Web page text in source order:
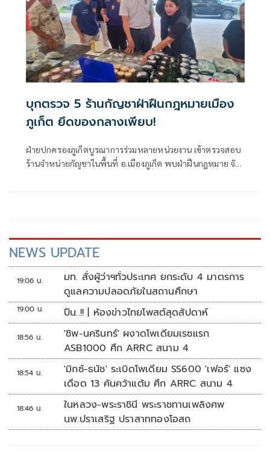
บุกตรวจ 5 ร้านกัญชาฝ่าฝืนกฎหมายเมือง
ภูเก็ต ยึดของกลางเพียบ!
ฝ่ายปกครองภูเก็ตบูรณาการร่วมหลายหน่วยงาน เข้าตรวจสอบ
ร้านจำหน่ายกัญชาในพื้นที่ อ.เมืองภูเก็ต พบฝ่าฝืนกฎหมาย จับ
NEWS UPDATE
19:06 น.
มท. สั่งผู้ว่าฯทั่วประเทศ ยกระดับ 4 มาตรการ
ดูแลความปลอดภัยในสถานศึกษา
19:00 น. ปืน..!! | ห้องข่าวไทยโพสต์สุดสัปดาห์
18:56 น.
'ชิพ-นครินทร์' ผงาดโพเดียมเรซแรก
ASB1000 ศึก ARRC สนาม 4
18:54 น.
'มิกซ์-ธนัช' ระเบิดโพเดียม SS600 'เฟอร์' แซง
เดือด 13 คันคว้าแต้ม ศึก ARRC สนาม 4
18:46 น.
ในหลวง-พระราชินี พระราชทานเพลิงศพ
นพ.ปราเสริฐ ปราสาททองโอสถ